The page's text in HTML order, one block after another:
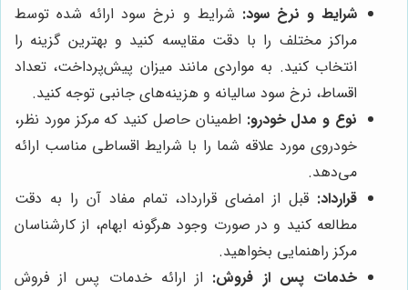
شرایط و نرخ سود: شرایط و نرخ سود ارائه شده توسط
مراکز مختلف را با دقت مقایسه کنید و بهترین گزینه را
انتخاب کنید. به مواردی مانند میزان پیش‌پرداخت، تعداد
اقساط، نرخ سود سالیانه و هزینه‌های جانبی توجه کنید.
نوع و مدل خودرو: اطمینان حاصل کنید که مرکز مورد نظر،
خودروی مورد علاقه شما را با شرایط اقساطی مناسب ارائه
می‌دهد.
قرارداد: قبل از امضای قرارداد، تمام مفاد آن را به دقت
مطالعه کنید و در صورت وجود هرگونه ابهام، از کارشناسان
مرکز راهنمایی بخواهید.
خدمات پس از فروش: از ارائه خدمات پس از فروش